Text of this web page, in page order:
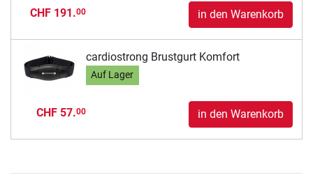
CHF 191.00 in den Warenkorb
cardiostrong Brustgurt Komfort
Auf Lager
CHF 57.00 in den Warenkorb